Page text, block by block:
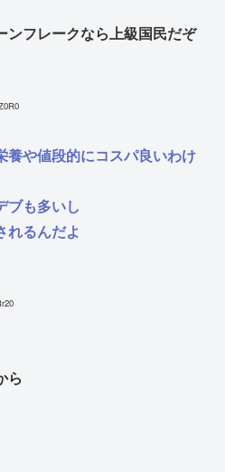
ンフレークなら上級国民だぞ
養や値段的にコスパ良いわけ
ブも多いし
れるんだよ
ら